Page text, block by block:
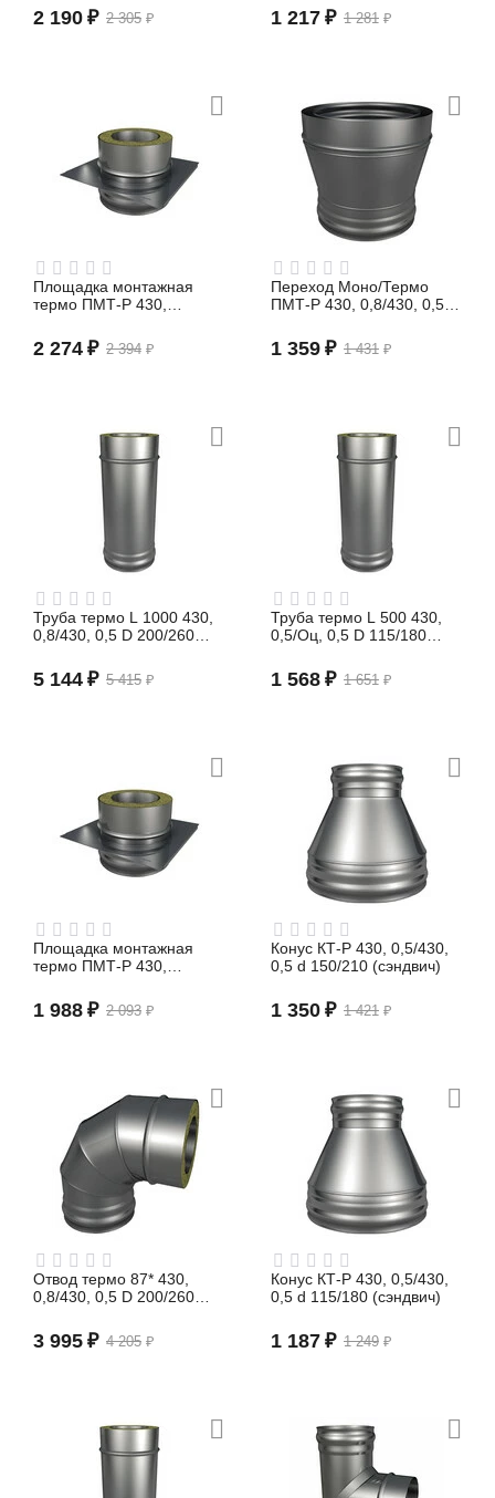
2 305 ₽
2 190 ₽ 1 281 ₽
1 217 ₽
Площадка монтажная
термо ПМТ-Р 430,
(сэндвич)
2 394 ₽
2 274 ₽
Переход Моно/Термо
ПМТ-Р 430, 0,8/430, 0,5 D
1 431 ₽
1 359 ₽
Труба термо L 1000 430,
0,8/430, 0,5 D 200/260
5 415 ₽
5 144 ₽
Труба термо L 500 430,
0,5/Оц, 0,5 D 115/180
1 651 ₽
1 568 ₽
Площадка монтажная
термо ПМТ-Р 430,
(сэндвич)
2 093 ₽
1 988 ₽
Конус КТ-Р 430, 0,5/430,
0,5 d 150/210 (сэндвич)
1 421 ₽
1 350 ₽
Отвод термо 87* 430,
0,8/430, 0,5 D 200/260
4 205 ₽
3 995 ₽
Конус КТ-Р 430, 0,5/430,
0,5 d 115/180 (сэндвич)
1 249 ₽
1 187 ₽